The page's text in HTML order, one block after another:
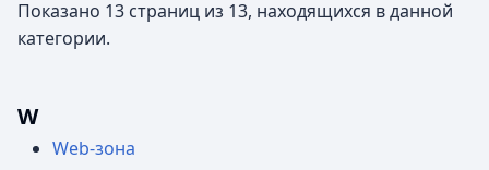
Показано 13 страниц из 13, находящихся в данной
категории.
W
Web-зона